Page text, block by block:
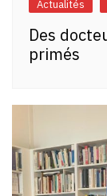
Actualités
Des
primés